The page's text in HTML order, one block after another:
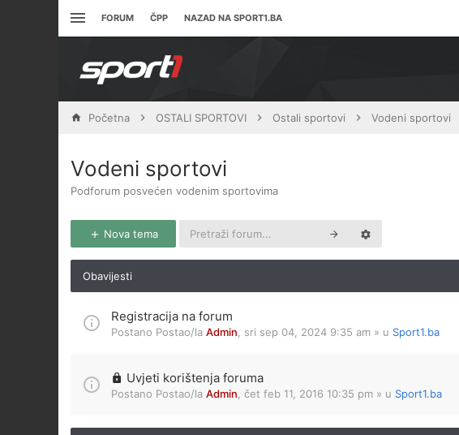
FORUM ČPP NAZAD NA SPORT1.BA
Početna OSTALI SPORTOVI Ostali sportovi Vodeni sportovi
Vodeni sportovi
Podforum posvećen vodenim sportovima
Nova tema
Obavijesti
Registracija na forum
Postano Postao/la Admin sri sep 04, 2024 9:35 am » u Sport1.ba
Uvjeti korištenja foruma
Postano Postao/la Admin čet feb 11, 2016 10:35 pm » u Sport1.ba